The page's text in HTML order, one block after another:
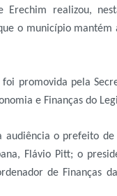
Erechim realizou,
o município mantém
foi promovida pela
e Finanças do
audiência o prefeito
Flávio Pitt; o
de Finanças